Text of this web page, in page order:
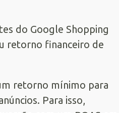
do Google Shopping
retorno financeiro de
retorno mínimo para
Para isso,